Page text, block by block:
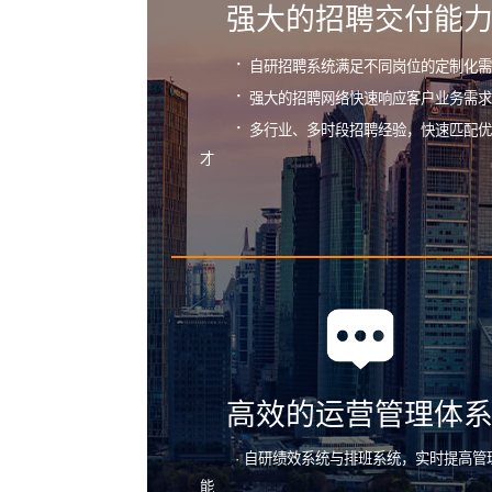
强大的招聘交付能
· 自研招聘系统满足不同岗位的定制化
· 强大的招聘网络快速响应客户业务需求
· 多行业、多时段招聘经验，快速匹配
才
高效的运营管理体
· 自研绩效系统与排班系统，实时提高管
能